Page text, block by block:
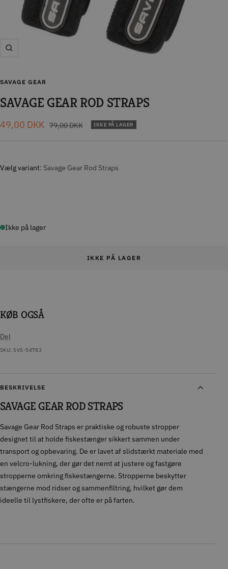
Zoom
SAVAGE GEAR
SAVAGE GEAR ROD STRAPS
Tilbudspris
49,00 DKK Normal
79,00 DKK IKKE PÅ LAGER
Vælg variant Savage Gear Rod Straps
Ikke på lager
IKKE PÅ LAGER
KØB OGSÅ
Del
SKU:SVS-54783
BESKRIVELSE
SAVAGE GEAR ROD STRAPS
Savage Gear Rod Straps er praktiske og robuste stropper
designet til at holde fiskestænger sikkert sammen under
transport og opbevaring. De er lavet af slidstærkt materiale med
en velcro-lukning, der gør det nemt at justere og fastgøre
stropperne omkring fiskestængerne. Stropperne beskytter
stængerne mod ridser og sammenfiltring, hvilket gør dem
ideelle til lystfiskere, der ofte er på farten.